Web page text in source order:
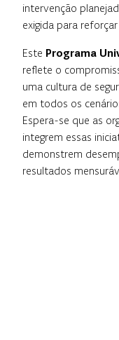
intervenção
exigida para
Este Programa
reflete o
uma cultura de
em todos os
Espera-se que as
integrem essas
demonstrem
resultados